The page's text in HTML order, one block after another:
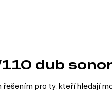
dub
pro ty, kteří hledají